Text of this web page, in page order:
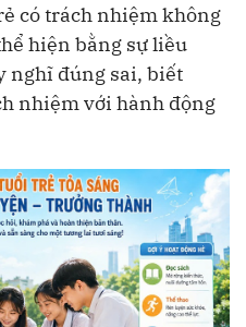
có trách nhiệm không
hiện bằng sự liều
nghĩ đúng sai, biết
nhiệm với hành động